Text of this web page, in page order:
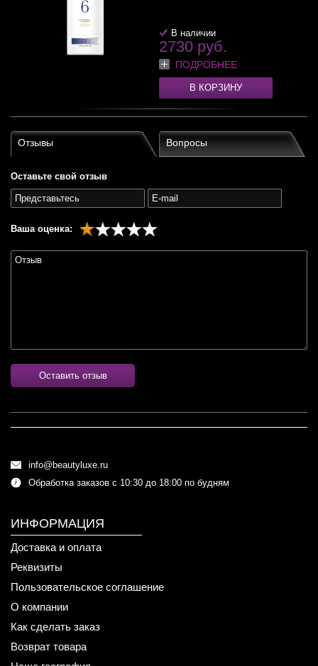
В наличии
2730 руб.
ПОДРОБНЕЕ
В КОРЗИНУ
Отзывы Вопросы
Оставьте свой отзыв
Ваша оценка:
Оставить отзыв
info@beautyluxe.ru
Обработка заказов с 10:30 до 18:00 по будням
ИНФОРМАЦИЯ
Доставка и оплата
Реквизиты
Пользовательское соглашение
О компании
Как сделать заказ
Возврат товара